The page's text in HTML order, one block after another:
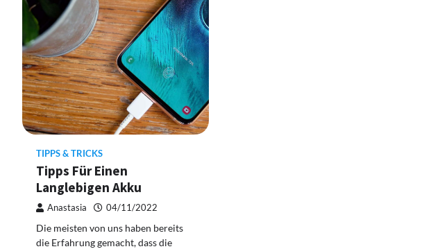
TIPPS & TRICKS
Tipps Für Einen
Langlebigen Akku
Anastasia 04/11/2022
Die meisten von uns haben bereits
die Erfahrung gemacht, dass die